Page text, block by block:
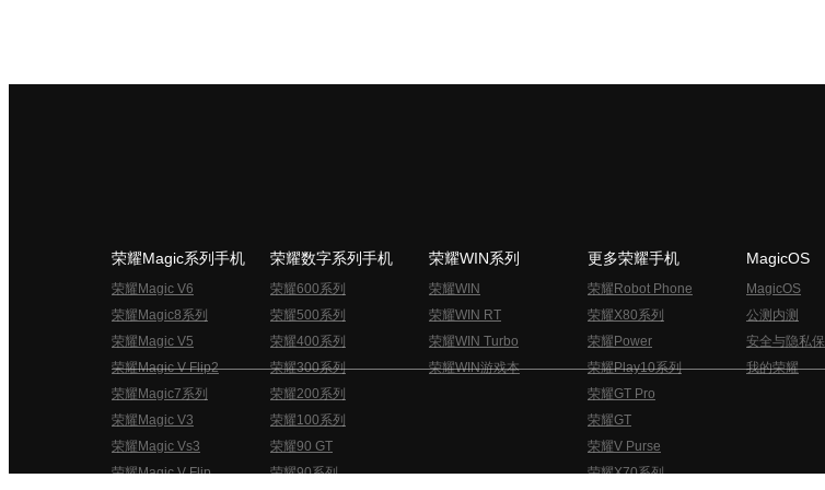
荣耀Magic系列手机
荣耀Magic V6
荣耀Magic8系列
荣耀Magic V5
荣耀Magic V Flip2
荣耀Magic7系列
荣耀Magic V3
荣耀Magic Vs3
荣耀Magic V Flip
荣耀数字系列手机
荣耀600系列
荣耀500系列
荣耀400系列
荣耀300系列
荣耀200系列
荣耀100系列
荣耀90 GT
荣耀90系列
荣耀WIN系列
荣耀WIN
荣耀WIN RT
荣耀WIN Turbo
荣耀WIN游戏本
更多荣耀手机
荣耀Robot Phone
荣耀X80系列
荣耀Power
荣耀Play10系列
荣耀GT Pro
荣耀GT
荣耀V Purse
荣耀X70系列
MagicOS
MagicOS
公测内测
安全与隐私
我的荣耀